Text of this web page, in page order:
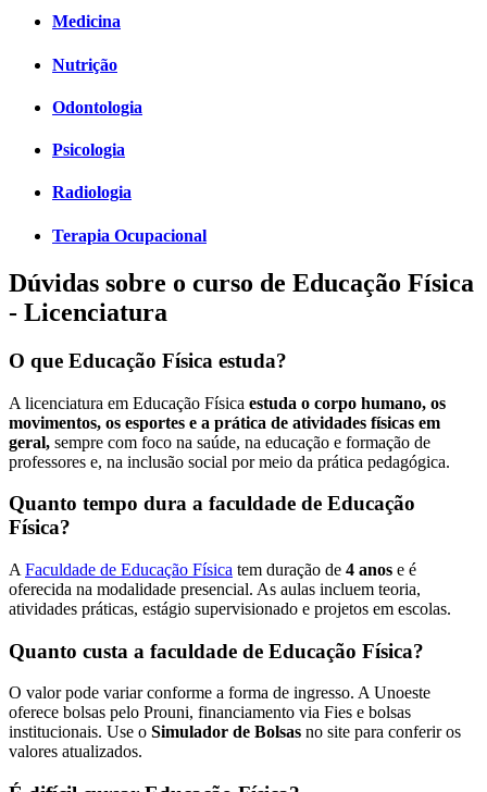
Medicina
Nutrição
Odontologia
Psicologia
Radiologia
Terapia Ocupacional
Dúvidas sobre o curso de Educação Física
- Licenciatura
O que Educação Física estuda?
A licenciatura em Educação Física estuda o corpo humano, os
movimentos, os esportes e a prática de atividades físicas em
geral, sempre com foco na saúde, na educação e formação de
professores e, na inclusão social por meio da prática pedagógica.
Quanto tempo dura a faculdade de Educação
Física?
A Faculdade de Educação Física tem duração de 4 anos e é
oferecida na modalidade presencial. As aulas incluem teoria,
atividades práticas, estágio supervisionado e projetos em escolas.
Quanto custa a faculdade de Educação Física?
O valor pode variar conforme a forma de ingresso. A Unoeste
oferece bolsas pelo Prouni, financiamento via Fies e bolsas
institucionais. Use o Simulador de Bolsas no site para conferir os
valores atualizados.